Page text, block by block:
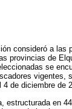
consideró a las
provincias de
se
vigentes,
de diciembre de
estructurada en